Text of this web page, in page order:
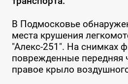
В Подмосковье
места крушения
"Алекс-251". На снимках
поврежденные передняя
правое крыло